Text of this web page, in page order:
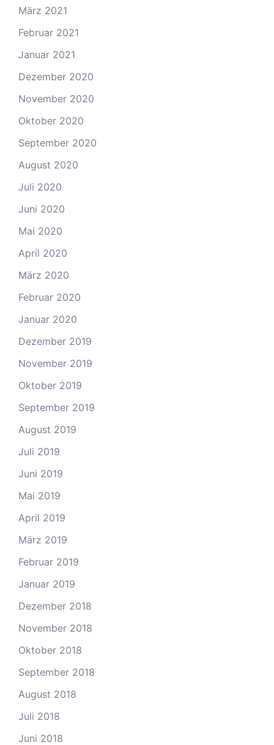
März 2021
Februar 2021
Januar 2021
Dezember 2020
November 2020
Oktober 2020
September 2020
August 2020
Juli 2020
Juni 2020
Mai 2020
April 2020
März 2020
Februar 2020
Januar 2020
Dezember 2019
November 2019
Oktober 2019
September 2019
August 2019
Juli 2019
Juni 2019
Mai 2019
April 2019
März 2019
Februar 2019
Januar 2019
Dezember 2018
November 2018
Oktober 2018
September 2018
August 2018
Juli 2018
Juni 2018